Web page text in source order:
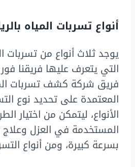
أنواع تسربات المياه
يوجد ثلاث أنواع من تسربات
التي يتعرف عليها فريقنا
فريق شركة كشف تسربات
المعتمدة على تحديد نوع
الأنواع، ليتمكن من اختيار
المستخدمة في العزل
بسرعة كبيرة، ومن أنواع